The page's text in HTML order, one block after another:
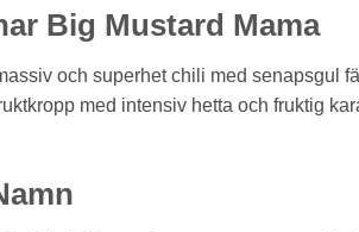
Big Mustard Mama
och superhet chili med senapsgul
med intensiv hetta och fruktig